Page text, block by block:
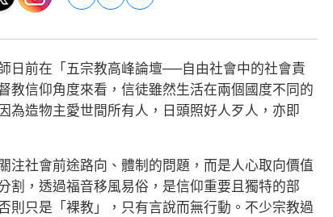
前在「五宗教高峰論壇──自由社會中的社會責
教信仰角度來看，信徒雖然生活在兩個國度不同的
為造物主愛世間所有人，日頭照好人歹人，亦即
社會前途路向、體制的問題，而是人心取向價值
割，透過福音移風易俗，是信仰重要且獨特的部
則只是「裸教」，只有言說而無行動。不少宗教過